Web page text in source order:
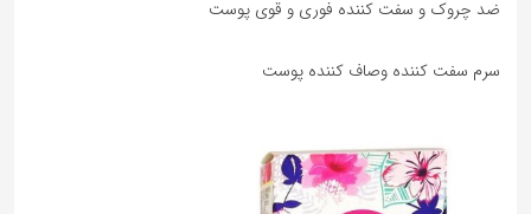
ضد چروک و سفت کننده فوری و قوی پوست
سرم سفت کننده وصاف کننده پوست